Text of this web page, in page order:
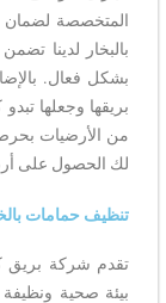
المتخصصة لضمان
بالبخار لدينا
بشكل فعال.
بريقها وجعلها
من الأرضيات
لك الحصول على
تنظيف حمامات
تقدم شركة بريق
بيئة صحية ونظيفة